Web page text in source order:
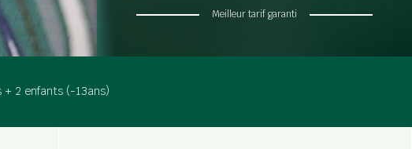
Meilleur tarif garanti
+ 2 enfants (-13ans)